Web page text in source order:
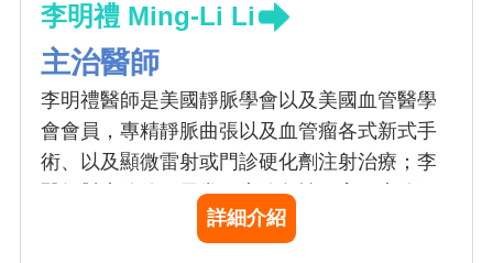
李明禮 Ming-Li Li
主治醫師
李明禮醫師是美國靜脈學會以及美國血管醫學
會會員，專精靜脈曲張以及血管瘤各式新式手
術、以及顯微雷射或門診硬化劑注射治療；李
醫師對廔管使用異常、廔管急性阻塞、廔管氣
球擴張處理有獨到治療方式。李醫師在周邊動
詳細介紹